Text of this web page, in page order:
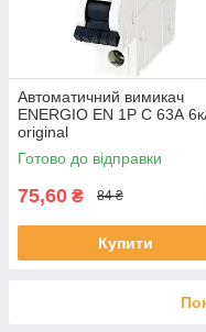
Автоматичний вимикач
ENERGIO EN 1P C 63А
original
Готово до відправки
75,60 ₴ 84 ₴
Купити